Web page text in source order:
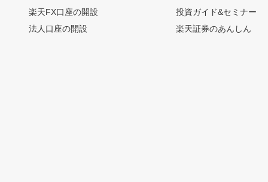
楽天FX口座の開設
法人口座の開設
投資ガイド&セミナー
楽天証券のあんしん